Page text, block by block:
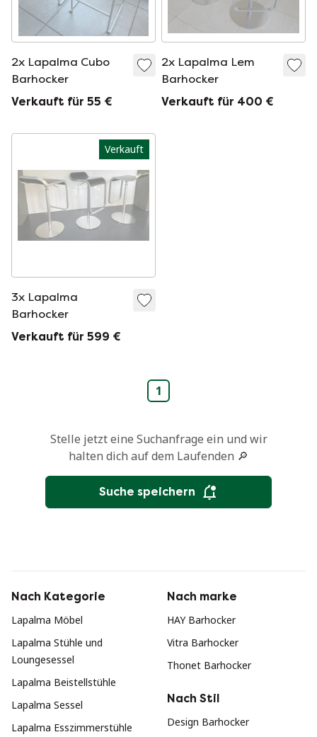
2x Lapalma Cubo
Barhocker
Verkauft für 55 €
2x Lapalma Lem
Barhocker
Verkauft für 400 €
Verkauft
3x Lapalma
Barhocker
Verkauft für 599 €
1
Stelle jetzt eine Suchanfrage ein und wir
halten dich auf dem Laufenden 🔎
Suche speichern
Nach Kategorie
Lapalma Möbel
Lapalma Stühle und
Loungesessel
Lapalma Beistellstühle
Lapalma Sessel
Lapalma Esszimmerstühle
Nach marke
HAY Barhocker
Vitra Barhocker
Thonet Barhocker
Nach Stil
Design Barhocker